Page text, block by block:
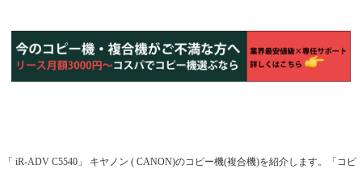
「 iR-ADV C5540」 キヤノン ( CANON)のコピー機(複合機)を紹介します。「コピ